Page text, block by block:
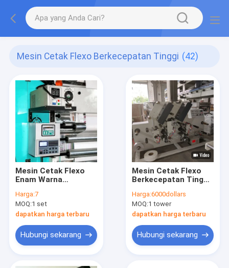
Mesin Cetak Flexo Berkecepatan Tinggi (42)
Mesin Cetak Flexo
Enam Warna
Harga:7
MOQ:1 set
dapatkan harga terbaru
Hubungi sekarang
Mesin Cetak Flexo
Berkecepatan Tinggi
Maksimum ， Warna
Pencetakan adalah
whitle, Tape, kertas
Kraft, tinta
Harga:6000dollars
MOQ:1 tower
dapatkan harga terbaru
Hubungi sekarang